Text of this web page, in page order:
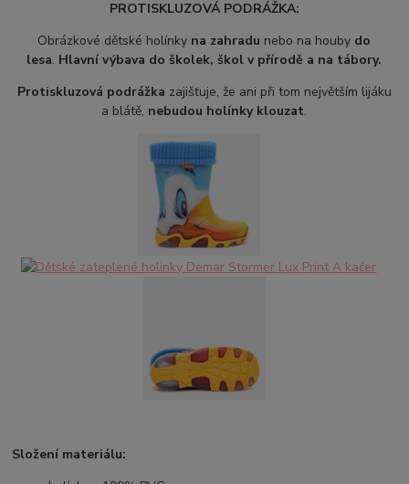
PROTISKLUZOVÁ PODRÁŽKA:
Obrázkové dětské holínky na zahradu nebo na houby do
lesa. Hlavní výbava do školek, škol v přírodě a na tábory.
Protiskluzová podrážka zajišťuje, že ani při tom největším lijáku
a blátě, nebudou holínky klouzat.
Složení materiálu: